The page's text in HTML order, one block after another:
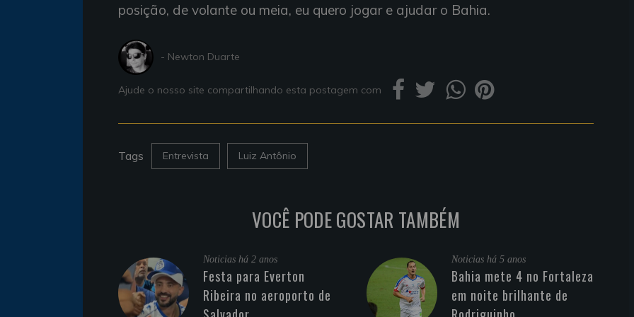
posição, de volante ou meia, eu quero jogar e ajudar o Bahia.
- Newton Duarte
Ajude o nosso site compartilhando esta postagem com
Tags Entrevista Luiz Antônio
VOCÊ PODE GOSTAR TAMBÉM
Noticias há 2 anos
Festa para Everton
Ribeira no aeroporto de
Noticias há 5 anos
Bahia mete 4 no Fortaleza
em noite brilhante de